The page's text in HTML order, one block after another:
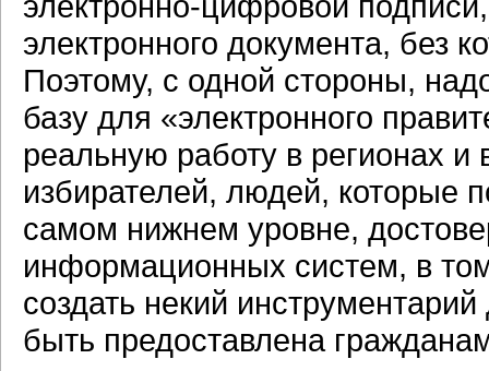
электронного документа, без
Поэтому, с одной стороны,
базу для «электронного
реальную работу в регионах и
избирателей, людей, которые
самом нижнем уровне,
информационных систем, в
создать некий
быть предоставлена